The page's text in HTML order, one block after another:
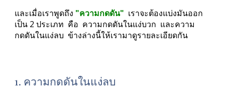
และเมื่อเราพูดถึง "ความกดดัน" เราจะต้องแบ่งมันออก
เป็น 2 ประเภท  คือ  ความกดดันในแง่บวก  และความ
กดดันในแง่ลบ  ข้างล่างนี้ให้เรามาดูรายละเอียดกัน
1. ความกดดันในแง่ลบ